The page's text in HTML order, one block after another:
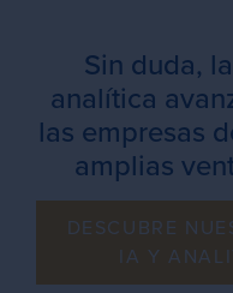
Sin duda,
analítica
las empresas
amplias
DESCUBRE
IA Y